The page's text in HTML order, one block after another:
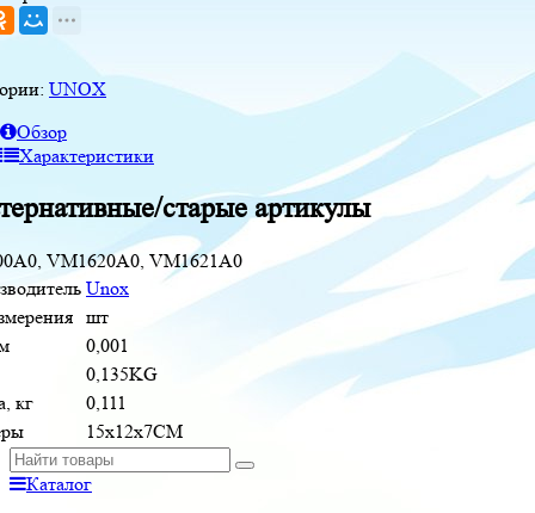
UNOX
Обзор
Характеристики
старые артикулы
VM1620A0, VM1621A0
Unox
шт
0,001
0,135KG
кг
0,111
15x12x7CM
Каталог